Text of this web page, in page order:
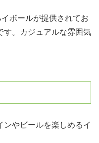
ボールが提供されてお
す。カジュアルな雰囲気
やビールを楽しめるイ